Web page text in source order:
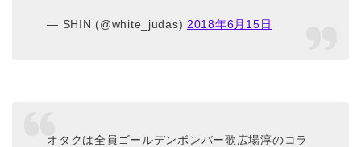
— SHIN (@white_judas) 2018年6月15日
オタクは全員ゴールデンボンバー歌広場淳のコラ